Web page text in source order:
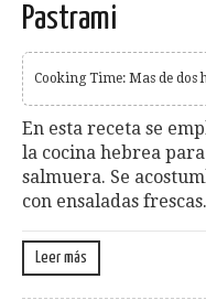
Pastrami
Cooking Time: Mas de dos
En esta receta se
la cocina hebrea
salmuera. Se
con ensaladas frescas.
Leer más